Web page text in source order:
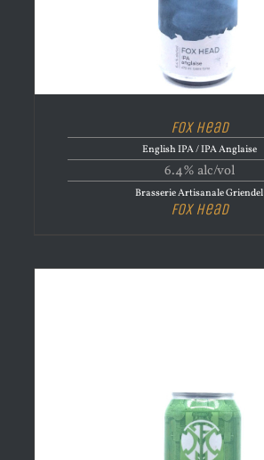
Fox Head
English IPA / IPA Anglaise
6.4% alc/vol
Brasserie Artisanale Griendel
Fox Head